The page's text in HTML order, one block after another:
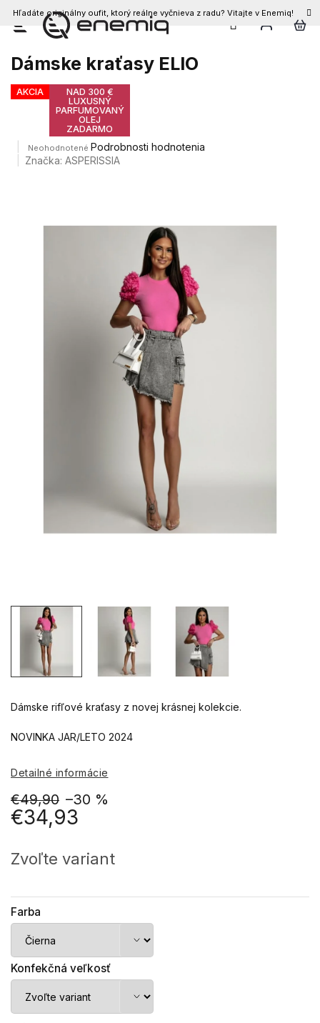
Prejsť
obsah
Hľadáte originálny oufit, ktorý reálne vyčnieva z radu? Vitajte v Enemiq!
Dámske kraťasy ELIO
AKCIA
NAD 300 €
LUXUSNÝ
PARFUMOVANÝ
OLEJ
ZADARMO
Priemerné
hodnotenie
Neohodnotené Podrobnosti hodnotenia
Značka:ASPERISSIA
€49,90 –30 %
€34,93
cena:
Zvoľte variant
Farba
Konfekčná veľkosť
Dámske rifľové kraťasy z novej krásnej kolekcie.
NOVINKA JAR/LETO 2024
Detailné informácie